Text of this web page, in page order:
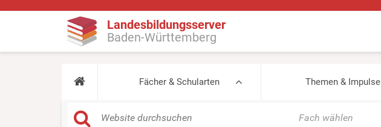
Landesbildungsserver
Baden-Württemberg
Fächer & Schularten Themen & Impulse
Fach wählen